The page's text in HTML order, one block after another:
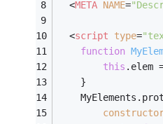
<META NAME=
<script type=
function
this .elem
	}